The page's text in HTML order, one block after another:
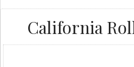
California